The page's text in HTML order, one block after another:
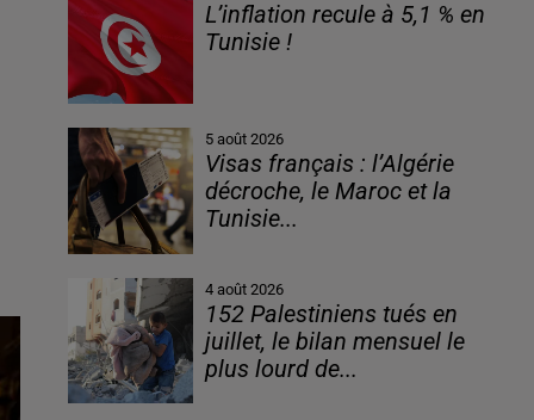
L’inflation recule à 5,1 % en
Tunisie !
5 août 2026
Visas français : l’Algérie
décroche, le Maroc et la
Tunisie...
4 août 2026
152 Palestiniens tués en
juillet, le bilan mensuel le
plus lourd de...